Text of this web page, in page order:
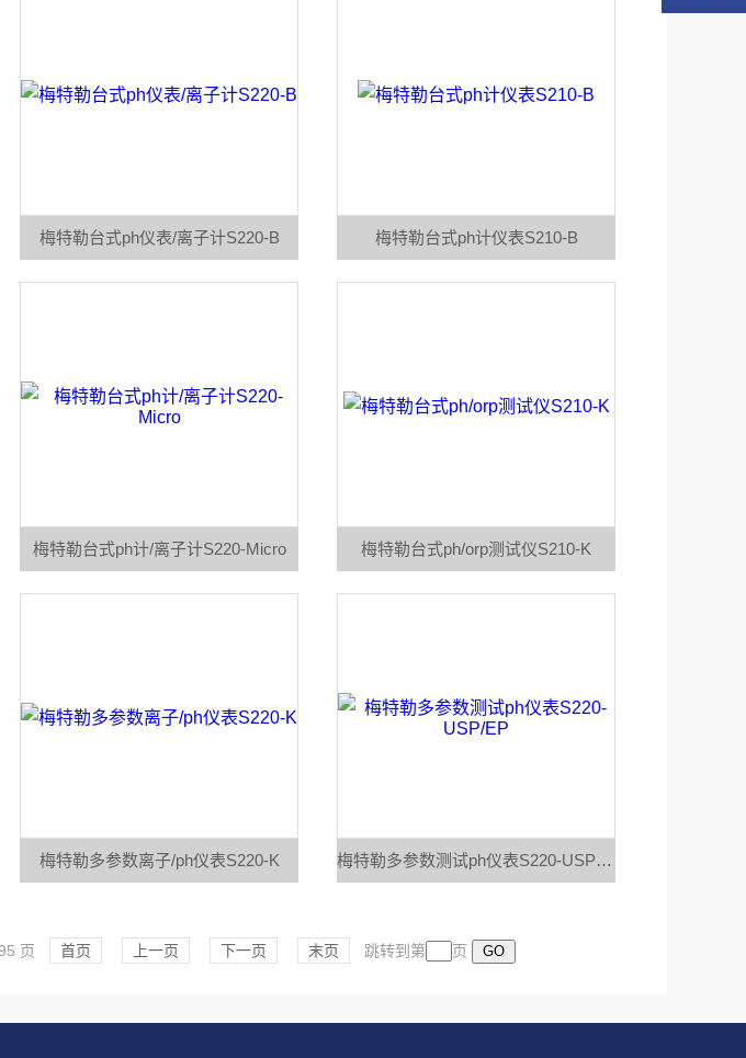
梅特勒台式ph仪表/离子计S220-B 梅特勒台式ph计仪表S210-B
梅特勒台式ph计/离子计S220-Micro 梅特勒台式ph/orp测试仪S210-K
梅特勒多参数离子/ph仪表S220-K 梅特勒多参数测试ph仪表S220-USP/EP
页 首页 上一页 下一页 末页 跳转到第 页